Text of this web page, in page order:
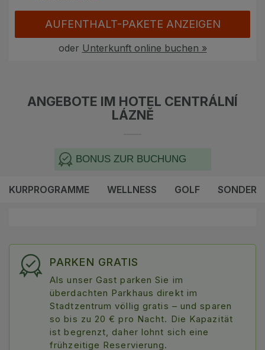
AUFENTHALT-PAKETE ANZEIGEN
oder Unterkunft online buchen »
ANGEBOTE IM HOTEL CENTRÁLNÍ
LÁZNĚ
BONUS ZUR BUCHUNG
KURPROGRAMME WELLNESS GOLF SONDER
PARKEN GRATIS
Als unser Gast parken Sie im
überdachten Parkhaus direkt im
Stadtzentrum völlig gratis – und sparen
so bis zu 20 € pro Nacht. Die Kapazität
ist begrenzt, daher lohnt sich eine
frühzeitige Reservierung.